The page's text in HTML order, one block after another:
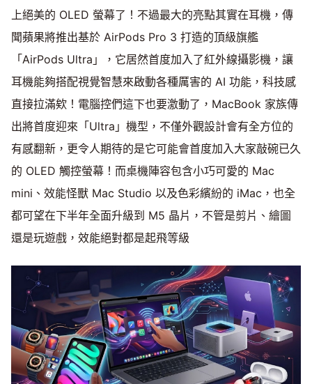
上絕美的 OLED 螢幕了！不過最大的亮點其實在耳機，傳
聞蘋果將推出基於 AirPods Pro 3 打造的頂級旗艦
「AirPods Ultra」，它居然首度加入了紅外線攝影機，讓
耳機能夠搭配視覺智慧來啟動各種厲害的 AI 功能，科技感
直接拉滿欸！電腦控們這下也要激動了，MacBook 家族傳
出將首度迎來「Ultra」機型，不僅外觀設計會有全方位的
有感翻新，更令人期待的是它可能會首度加入大家敲碗已久
的 OLED 觸控螢幕！而桌機陣容包含小巧可愛的 Mac
mini、效能怪獸 Mac Studio 以及色彩繽紛的 iMac，也全
都可望在下半年全面升級到 M5 晶片，不管是剪片、繪圖
還是玩遊戲，效能絕對都是起飛等級